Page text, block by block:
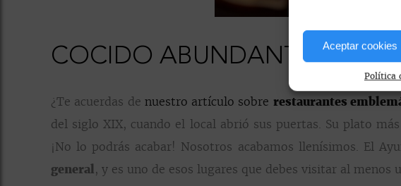
Aceptar cookies
Política
COCIDO ABUNDANTE EN
¿Te acuerdas de nuestro artículo sobre restaurantes
del siglo XIX, cuando el local abrió sus puertas. Su plato
¡No lo podrás acabar! Nosotros acabamos llenísimos. El
general, y es uno de esos lugares que debes visitar al